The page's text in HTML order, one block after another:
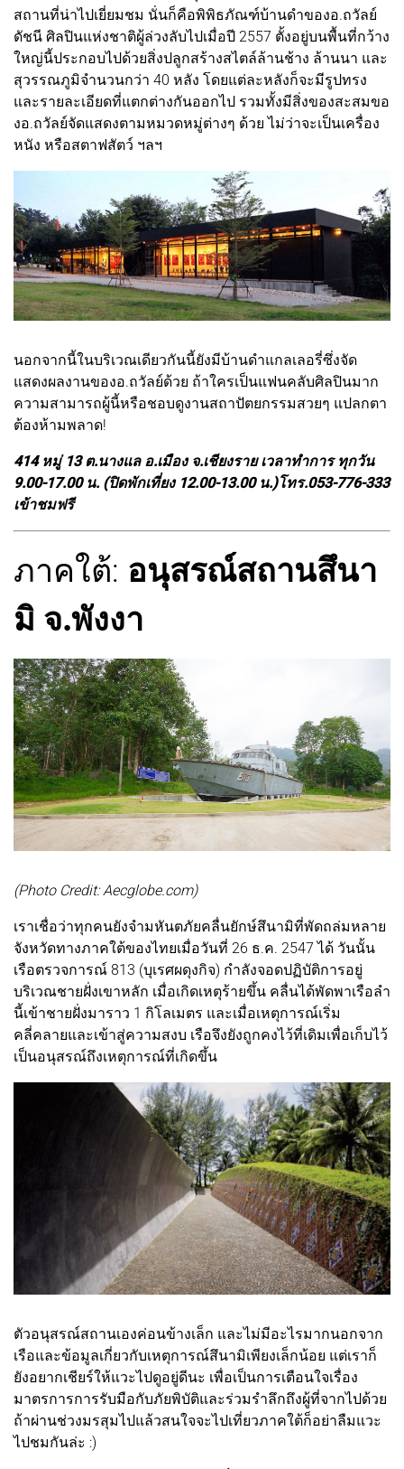
สถานที่น่าไปเยี่ยมชม นั่นก็คือพิพิธภัณฑ์บ้านดำของอ.ถวัลย์
ดัชนี ศิลปินแห่งชาติผู้ล่วงลับไปเมื่อปี 2557 ตั้งอยู่บนพื้นที่กว้าง
ใหญ่นี้ประกอบไปด้วยสิ่งปลูกสร้างสไตล์ล้านช้าง ล้านนา และ
สุวรรณภูมิจำนวนกว่า 40 หลัง โดยแต่ละหลังก็จะมีรูปทรง
และรายละเอียดที่แตกต่างกันออกไป รวมทั้งมีสิ่งของสะสมขอ
งอ.ถวัลย์จัดแสดงตามหมวดหมู่ต่างๆ ด้วย ไม่ว่าจะเป็นเครื่อง
หนัง หรือสตาฟสัตว์ ฯลฯ
นอกจากนี้ในบริเวณเดียวกันนี้ยังมีบ้านดำแกลเลอรี่ซึ่งจัด
แสดงผลงานของอ.ถวัลย์ด้วย ถ้าใครเป็นแฟนคลับศิลปินมาก
ความสามารถผู้นี้หรือชอบดูงานสถาปัตยกรรมสวยๆ แปลกตา
ต้องห้ามพลาด!
414 หมู่ 13 ต.นางแล อ.เมือง จ.เชียงราย เวลาทำการ ทุกวัน
9.00-17.00 น. (ปิดพักเที่ยง 12.00-13.00 น.)โทร.053-776-333
เข้าชมฟรี
ภาคใต้: อนุสรณ์สถานสึนา
มิ จ.พังงา
(Photo Credit: Aecglobe.com)
เราเชื่อว่าทุกคนยังจำมหันตภัยคลื่นยักษ์สึนามิที่พัดถล่มหลาย
จังหวัดทางภาคใต้ของไทยเมื่อวันที่ 26 ธ.ค. 2547 ได้ วันนั้น
เรือตรวจการณ์ 813 (บุเรศผดุงกิจ) กำลังจอดปฏิบัติการอยู่
บริเวณชายฝั่งเขาหลัก เมื่อเกิดเหตุร้ายขึ้น คลื่นได้พัดพาเรือลำ
นี้เข้าชายฝั่งมาราว 1 กิโลเมตร และเมื่อเหตุการณ์เริ่ม
คลี่คลายและเข้าสู่ความสงบ เรือจึงยังถูกคงไว้ที่เดิมเพื่อเก็บไว้
เป็นอนุสรณ์ถึงเหตุการณ์ที่เกิดขึ้น
ตัวอนุสรณ์สถานเองค่อนข้างเล็ก และไม่มีอะไรมากนอกจาก
เรือและข้อมูลเกี่ยวกับเหตุการณ์สึนามิเพียงเล็กน้อย แต่เราก็
ยังอยากเชียร์ให้แวะไปดูอยู่ดีนะ เพื่อเป็นการเตือนใจเรื่อง
มาตรการการรับมือกับภัยพิบัติและร่วมรำลึกถึงผู้ที่จากไปด้วย
ถ้าผ่านช่วงมรสุมไปแล้วสนใจจะไปเที่ยวภาคใต้ก็อย่าลืมแวะ
ไปชมกันล่ะ :)